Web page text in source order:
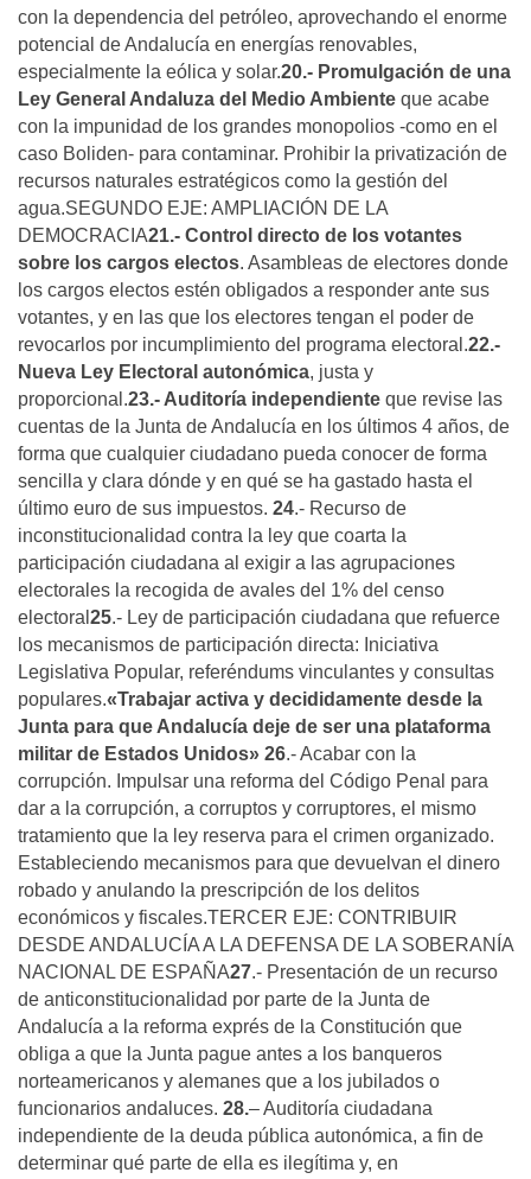
con la dependencia del petróleo, aprovechando el enorme
potencial de Andalucía en energías renovables,
especialmente la eólica y solar.20.- Promulgación de una
Ley General Andaluza del Medio Ambiente que acabe
con la impunidad de los grandes monopolios -como en el
caso Boliden- para contaminar. Prohibir la privatización de
recursos naturales estratégicos como la gestión del
agua.SEGUNDO EJE: AMPLIACIÓN DE LA
DEMOCRACIA21.- Control directo de los votantes
sobre los cargos electos. Asambleas de electores donde
los cargos electos estén obligados a responder ante sus
votantes, y en las que los electores tengan el poder de
revocarlos por incumplimiento del programa electoral.22.-
Nueva Ley Electoral autonómica, justa y
proporcional.23.- Auditoría independiente que revise las
cuentas de la Junta de Andalucía en los últimos 4 años, de
forma que cualquier ciudadano pueda conocer de forma
sencilla y clara dónde y en qué se ha gastado hasta el
último euro de sus impuestos. 24.- Recurso de
inconstitucionalidad contra la ley que coarta la
participación ciudadana al exigir a las agrupaciones
electorales la recogida de avales del 1% del censo
electoral 25.- Ley de participación ciudadana que refuerce
los mecanismos de participación directa: Iniciativa
Legislativa Popular, referéndums vinculantes y consultas
populares.«Trabajar activa y decididamente desde la
Junta para que Andalucía deje de ser una plataforma
militar de Estados Unidos» 26.- Acabar con la
corrupción. Impulsar una reforma del Código Penal para
dar a la corrupción, a corruptos y corruptores, el mismo
tratamiento que la ley reserva para el crimen organizado.
Estableciendo mecanismos para que devuelvan el dinero
robado y anulando la prescripción de los delitos
económicos y fiscales.TERCER EJE: CONTRIBUIR
DESDE ANDALUCÍA A LA DEFENSA DE LA SOBERANÍA
NACIONAL DE ESPAÑA27.- Presentación de un recurso
de anticonstitucionalidad por parte de la Junta de
Andalucía a la reforma exprés de la Constitución que
obliga a que la Junta pague antes a los banqueros
norteamericanos y alemanes que a los jubilados o
funcionarios andaluces. 28.– Auditoría ciudadana
independiente de la deuda pública autonómica, a fin de
determinar qué parte de ella es ilegítima y, en